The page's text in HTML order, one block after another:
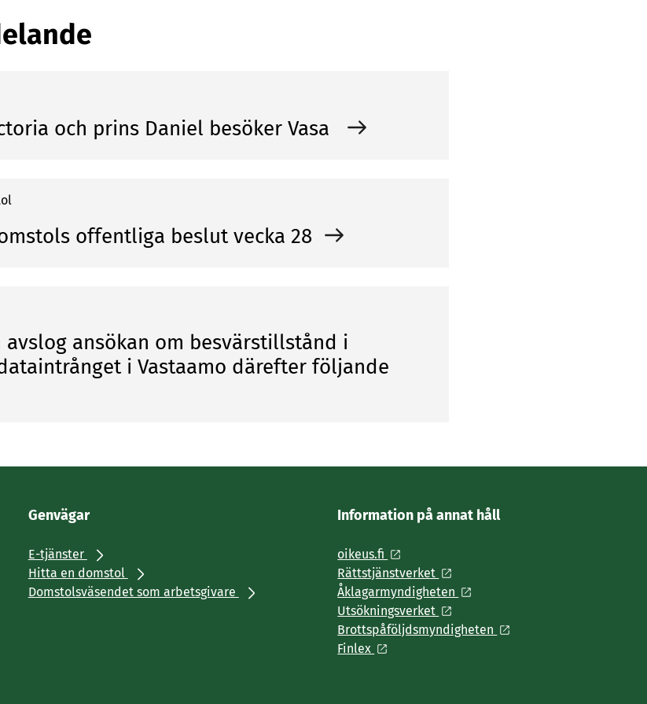
och prins Daniel besöker Vasa
offentliga beslut vecka 28
ansökan om besvärstillstånd i
i Vastaamo därefter följande
Genvägar
E-tjänster
Hitta en domstol
Domstolsväsendet som arbetsgivare
Information på annat håll
oikeus.fi
Rättstjänstverket
Åklagarmyndigheten
Utsökningsverket
Brottspåföljdsmyndigheten
Finlex